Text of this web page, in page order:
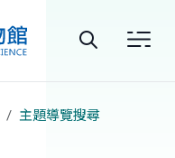
站
主題導覽搜尋